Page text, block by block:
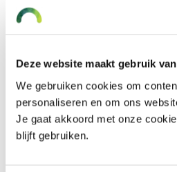
Deze website maakt gebruik
We gebruiken cookies om
personaliseren en om ons
Je gaat akkoord met onze
blijft gebruiken.
effect van het
voortkomen uit de
alleen beklijven wanneer
van de organisatiecultuur
de werknemer.
moeten prikkelen om